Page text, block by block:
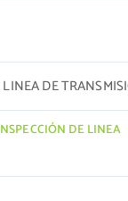
DE
DE LINEA